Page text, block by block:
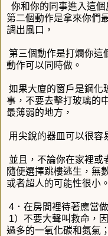
你和你的同事進入這
第二個動作是拿來你們
調出風口，
第三個動作是打爛你這
動作可以同時做。
如果大廈的窗戶是鋼化
事，不要去擊打玻璃的
最薄弱的地方，
用尖銳的器皿可以很容
並且，不論你在家裡或
隨便選擇跳樓逃生，無
或者超人的可能性很小。
4．在房間裡待著應當
1）不要大聲叫救命，
過多的一氧化碳和氮氣；